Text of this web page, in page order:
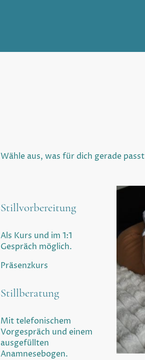
Wähle aus, was für dich gerade passt
Stillvorbereitung
Als Kurs und im 1:1
Gespräch möglich.
Präsenzkurs
Stillberatung
Mit telefonischem
Vorgespräch und einem
ausgefüllten
Anamnesebogen.